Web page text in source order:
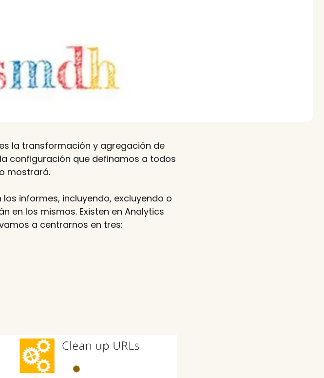
la transformación y agregación de
configuración que definamos a todos
mostrará.
informes, incluyendo, excluyendo o
en los mismos. Existen en Analytics
a centrarnos en tres: